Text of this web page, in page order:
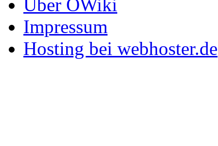
Über OWiki
Impressum
Hosting bei webhoster.de